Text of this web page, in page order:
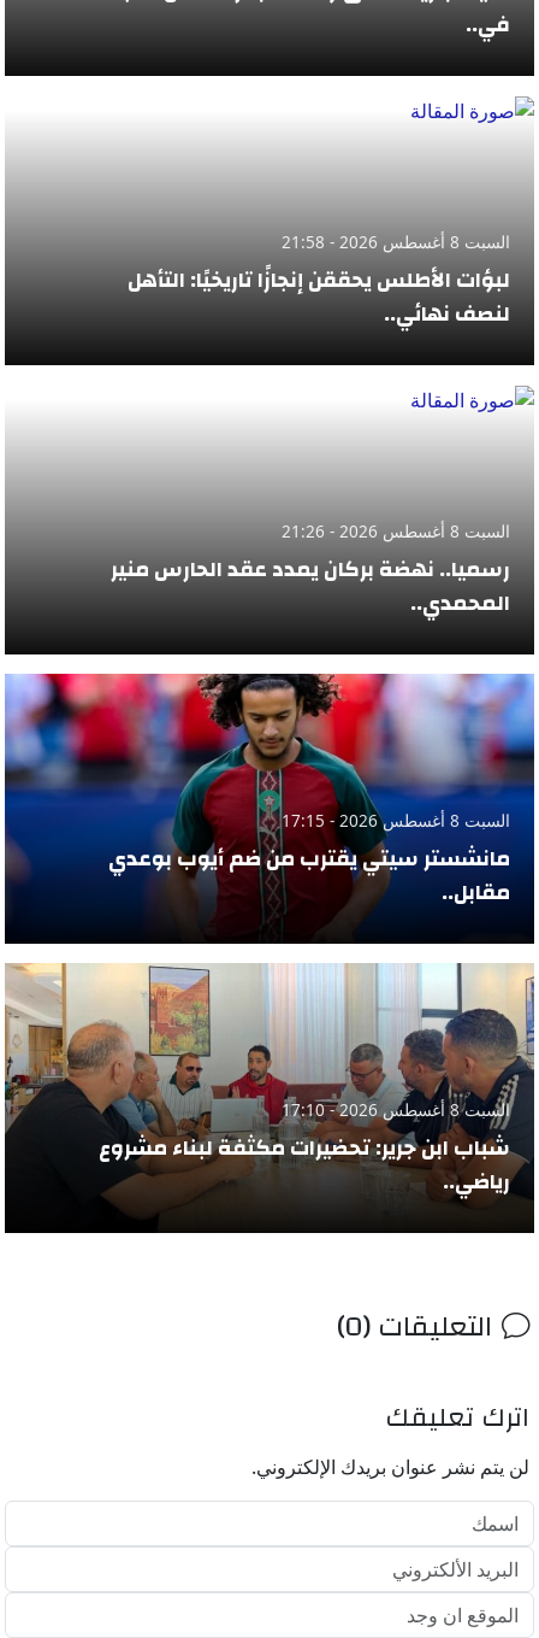
في..
السبت 8 أغسطس 2026 - 21:58
لبؤات الأطلس يحققن إنجازًا تاريخيًا: التأهل
لنصف نهائي..
السبت 8 أغسطس 2026 - 21:26
رسميا.. نهضة بركان يمدد عقد الحارس منير
المحمدي..
السبت 8 أغسطس 2026 - 17:15
مانشستر سيتي يقترب من ضم أيوب بوعدي
مقابل..
السبت 8 أغسطس 2026 - 17:10
شباب ابن جرير: تحضيرات مكثفة لبناء مشروع
رياضي..
التعليقات (0)
اترك تعليقك
لن يتم نشر عنوان بريدك الإلكتروني.